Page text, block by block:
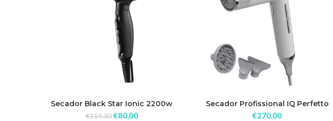
Secador Black Star Ionic 2200w
Babyliss Pro
€114,30 €80,00
Secador Profissional IQ Perfetto
2000W_Gama
€270,00